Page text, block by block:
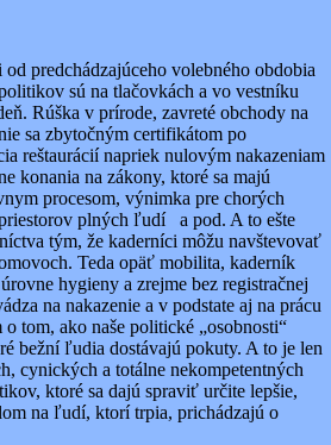
predchádzajúceho volebného obdobia
sú na tlačovkách a vo vestníku
Rúška v prírode, zavreté obchody na
sa zbytočným certifikátom po
reštaurácií napriek nulovým nakazeniam
konania na zákony, ktoré sa majú
procesom, výnimka pre chorých
plných ľudí a pod. A to ešte
tým, že kaderníci môžu navštevovať
Teda opäť mobilita, kaderník
hygieny a zrejme bez registračnej
na nakazenie a v podstate aj na prácu
tom, ako naše politické „osobnosti“
bežní ľudia dostávajú pokuty. A to je len
cynických a totálne nekompetentných
ktoré sa dajú spraviť určite lepšie,
na ľudí, ktorí trpia, prichádzajú o